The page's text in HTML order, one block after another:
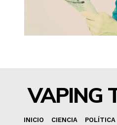
VAPING
INICIO CIENCIA POLÍTICA